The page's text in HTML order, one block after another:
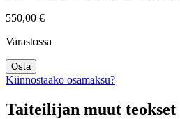
550,00 €
Varastossa
Taberna
´s
määrä
Osta
Kiinnostaako osamaksu?
Taiteilijan muut teokset